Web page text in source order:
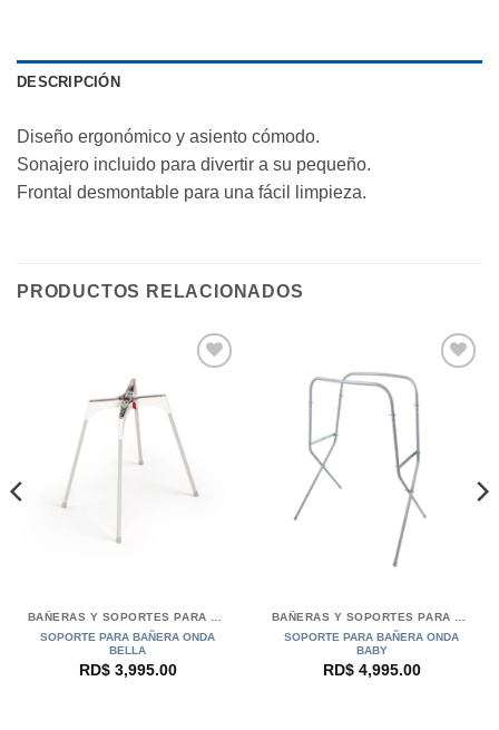
DESCRIPCIÓN
Diseño ergonómico y asiento cómodo.
Sonajero incluido para divertir a su pequeño.
Frontal desmontable para una fácil limpieza.
PRODUCTOS RELACIONADOS
SOPORTE PARA BAÑERA ONDA
BELLA
RD$3,995.00
SOPORTE PARA BAÑERA ONDA
BABY
RD$4,995.00